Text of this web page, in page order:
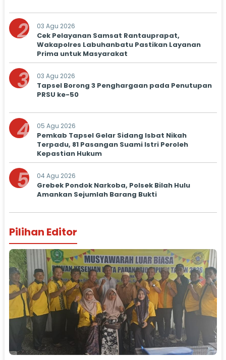
2 03 Agu 2026
Cek Pelayanan Samsat Rantauprapat,
Wakapolres Labuhanbatu Pastikan Layanan
Prima untuk Masyarakat
3 03 Agu 2026
Tapsel Borong 3 Penghargaan pada Penutupan
PRSU ke-50
4 05 Agu 2026
Pemkab Tapsel Gelar Sidang Isbat Nikah
Terpadu, 81 Pasangan Suami Istri Peroleh
Kepastian Hukum
5 04 Agu 2026
Grebek Pondok Narkoba, Polsek Bilah Hulu
Amankan Sejumlah Barang Bukti
Pilihan Editor